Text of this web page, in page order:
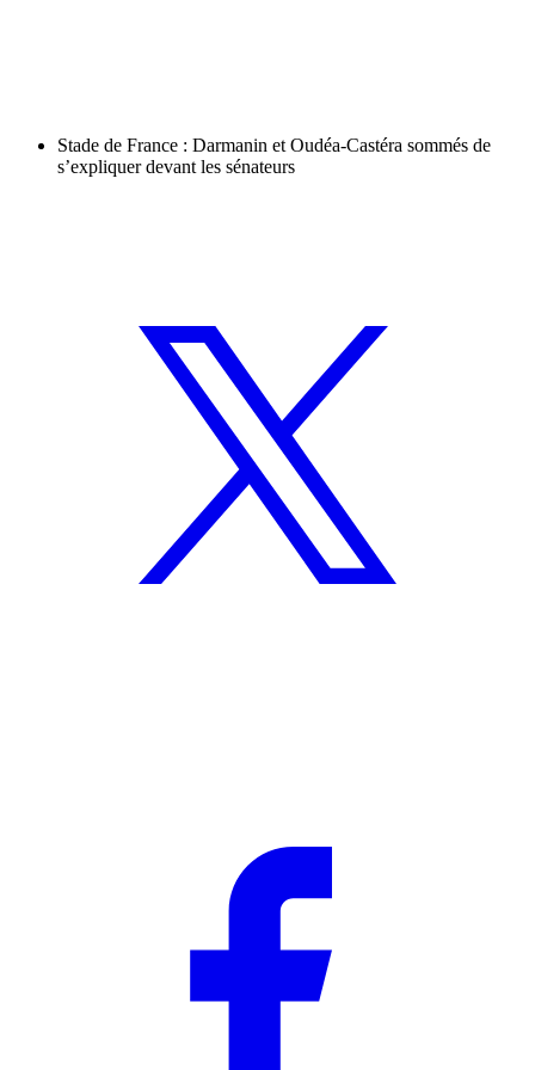
Stade de France : Darmanin et Oudéa-Castéra sommés de
s’expliquer devant les sénateurs